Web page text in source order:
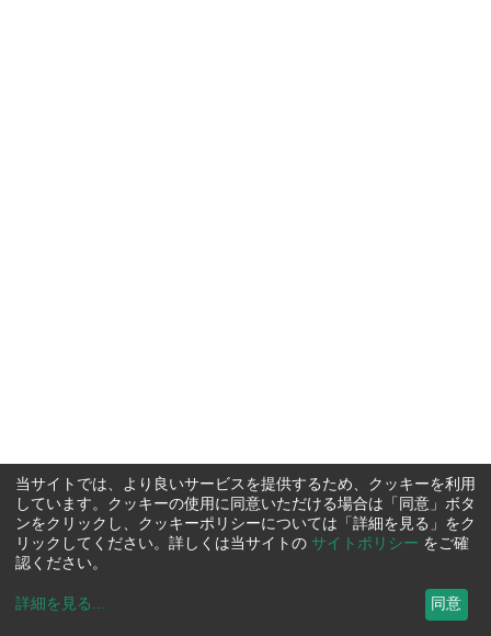
当サイトでは、より良いサービスを提供するため、クッキーを利用
しています。クッキーの使用に同意いただける場合は「同意」ボタ
ンをクリックし、クッキーポリシーについては「詳細を見る」をク
リックしてください。詳しくは当サイトの サイトポリシー をご確
認ください。
詳細を見る ... 同意